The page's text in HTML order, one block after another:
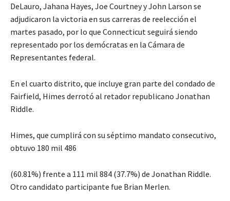
DeLauro, Jahana Hayes, Joe Courtney y John Larson se
adjudicaron la victoria en sus carreras de reelección el
martes pasado, por lo que Connecticut seguirá siendo
representado por los demócratas en la Cámara de
Representantes federal.
En el cuarto distrito, que incluye gran parte del condado de
Fairfield, Himes derrotó al retador republicano Jonathan
Riddle.
Himes, que cumplirá con su séptimo mandato consecutivo,
obtuvo 180 mil 486
(60.81%) frente a 111 mil 884 (37.7%) de Jonathan Riddle.
Otro candidato participante fue Brian Merlen.